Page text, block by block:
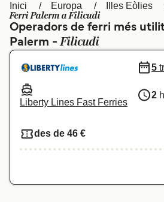
Polska
Schweiz (DE)
Inici Europa Illes Eòlies
Ferri Palerm a Filicudi
Operadors de ferri més
Palerm -Filicudi
Liberty Lines Fast Ferries
5
2 h
des de 46 €